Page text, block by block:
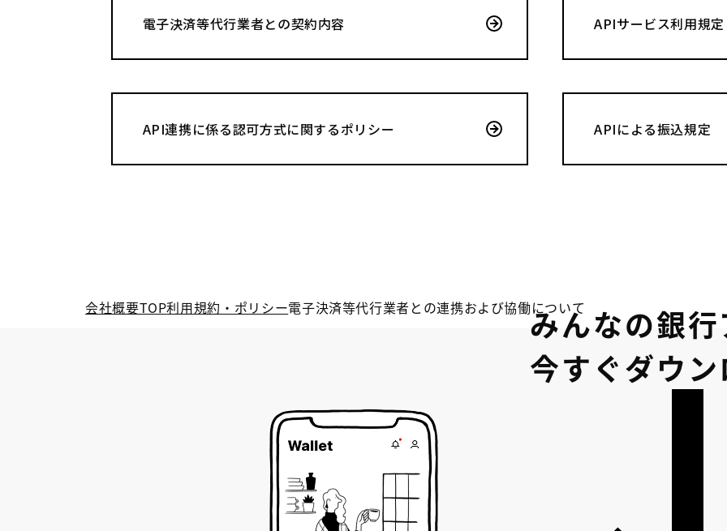
電子決済等代行業者との契約内容 APIサービス利用規定
API連携に係る認可方式に関するポリシー APIによる振込規定
会社概要TOP利用規約・ポリシー電子決済等代行業者との連携および協働についてみんなの銀
今すぐダウ